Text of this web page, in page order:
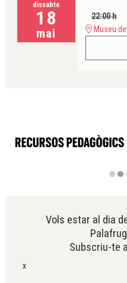
dissabte
18
mai
22:00 h
Museu
Vols estar al dia
Subscriu-te
x